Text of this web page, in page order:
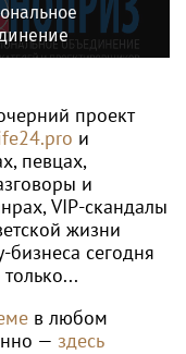
и
на XI
НОПРИЗ на
проект
проект
и
певцах,
и
VIP-скандалы
жизни
сегодня
в любом
— здесь